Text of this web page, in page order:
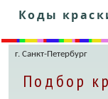
Коды
г. Санкт-Петербург
Подбор